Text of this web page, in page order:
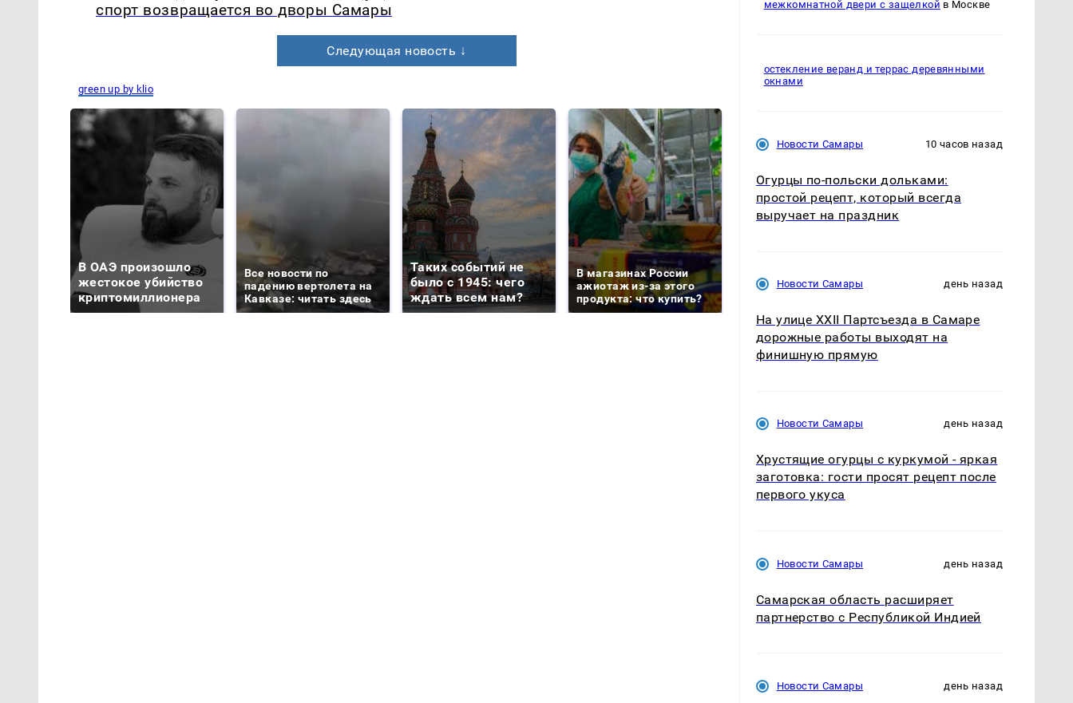
спорт возвращается во дворы Самары
Следующая новость ↓
green up by klio
В ОАЭ произошло
жестокое убийство
криптомиллионера
Все новости по
падению вертолета на
Кавказе: читать здесь
Таких событий не
было с 1945: чего
ждать всем нам?
В магазинах России
ажиотаж из-за этого
продукта: что купить?
машину напали и
президентов США и
межкомнатной двери с защелкой в Москве
остекление веранд и террас деревянными
окнами
Новости Самары 10 часов назад
Огурцы по‑польски дольками:
простой рецепт, который всегда
выручает на праздник
Новости Самары день назад
На улице XXII Партсъезда в Самаре
дорожные работы выходят на
финишную прямую
Новости Самары день назад
Хрустящие огурцы с куркумой - яркая
заготовка: гости просят рецепт после
первого укуса
Новости Самары день назад
Самарская область расширяет
партнерство с Республикой Индией
Новости Самары день назад